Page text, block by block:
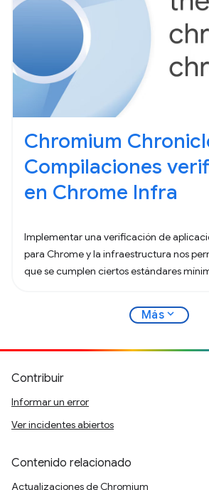
Chromium
Compilaciones
en Chrome Infra
Implementar una verificación de
para Chrome y la infraestructura nos
que se cumplen ciertos estándares
Más expand_more
Contribuir
Informar un error
Ver incidentes abiertos
Contenido relacionado
Actualizaciones de Chromium